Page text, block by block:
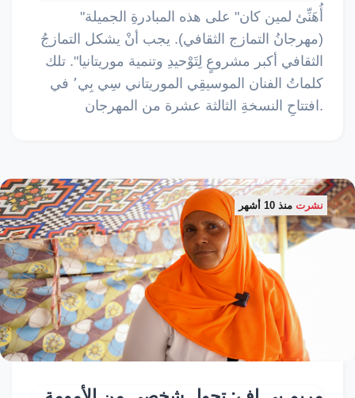
"أُهَنِّئ لمين كان" على هذه المبادرةِ الجميلة
(مهرجانُ التمازج الثقافي). يجب أنْ يشكل التمازجُ
الثقافي أكبر مشروعٍ لِتَوْحيدِ وتنمية موريتانيا". تلك
كلماتُ الفنان الموسيقِي الموريتاني سِي بِي٬ في
افتتاحِ النسخةِ الثالثة عشرة من المهرجان.
نشرت منذ 10 أشهر